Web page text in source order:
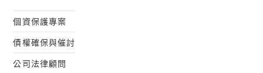
個資保護專案
債權確保與催討
公司法律顧問